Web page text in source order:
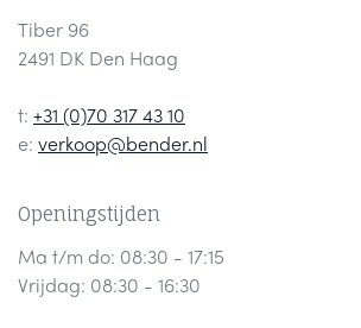
Tiber 96
2491 DK Den Haag
t: +31 (0)70 317 43 10
e: verkoop@bender.nl
Openingstijden
Ma t/m do: 08:30 - 17:15
Vrijdag: 08:30 - 16:30